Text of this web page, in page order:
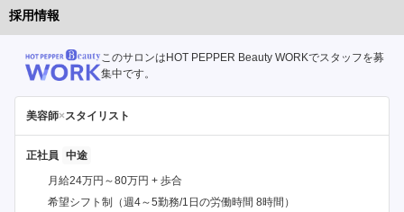
採用情報
このサロンはHOT PEPPER Beauty WORKでスタッフを募
集中です。
美容師×スタイリスト
正社員
月給24万円～80万円 + 歩合
希望シフト制（週4～5勤務/1日の労働時間 8時間）